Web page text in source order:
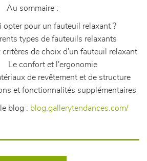
Au sommaire :
opter pour un fauteuil relaxant ?
types de fauteuils relaxants
critères de choix d'un fauteuil relaxant
Le confort et l'ergonomie
de revêtement et de structure
et fonctionnalités supplémentaires
blog : blog.gallerytendances.com/